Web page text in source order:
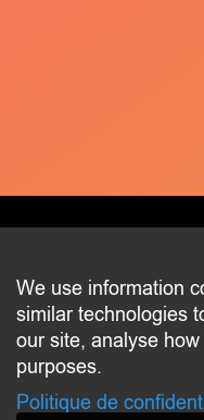
We use information
similar technologies
our site, analyse
purposes.
Politique de